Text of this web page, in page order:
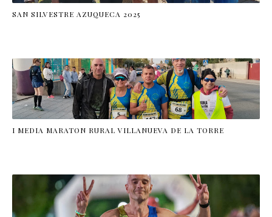
SAN SILVESTRE AZUQUECA 2025
I MEDIA MARATON RURAL VILLANUEVA DE LA TORRE